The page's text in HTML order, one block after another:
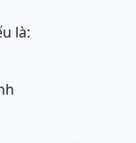
là: